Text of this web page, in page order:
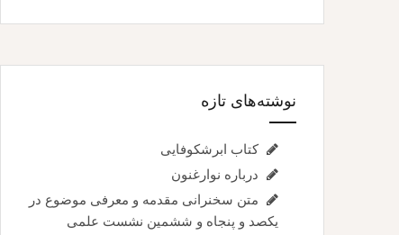
نوشته‌های تازه
کتاب ابرشکوفایی
درباره نوارغنون
متن سخنرانی مقدمه و معرفی موضوع در
یکصد و پنجاه و ششمین نشست علمی